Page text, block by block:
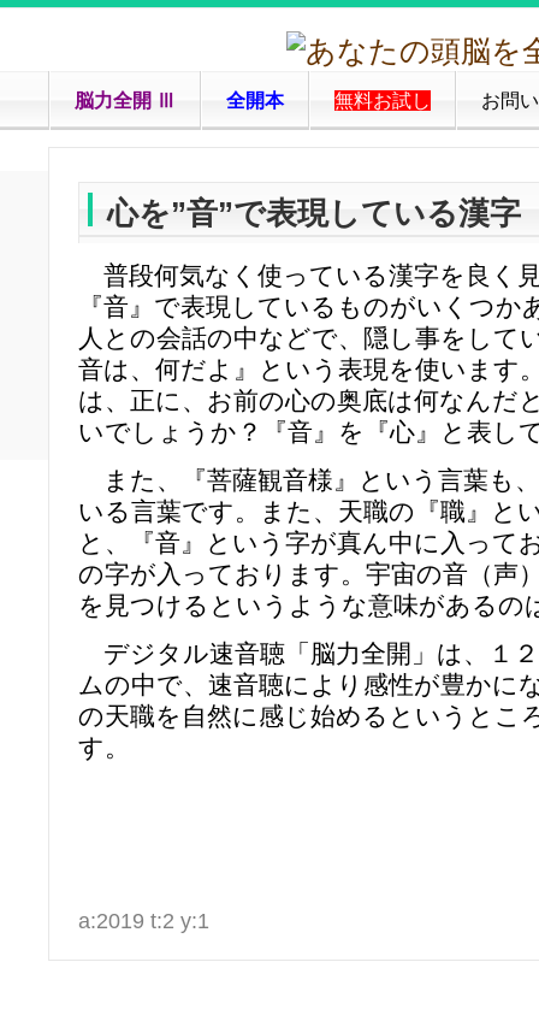
脳力全開 Ⅲ 全開本 無料お試し お問
心を”音”で表現している漢字
普段何気なく使っている漢字を良く
『音』で表現しているものがいくつか
人との会話の中などで、隠し事をして
音は、何だよ』という表現を使います
は、正に、お前の心の奥底は何なんだ
いでしょうか？『音』を『心』と表し
また、『菩薩観音様』という言葉も
いる言葉です。また、天職の『職』と
と、『音』という字が真ん中に入って
の字が入っております。宇宙の音（声
を見つけるというような意味がある
デジタル速音聴「脳力全開」は、１
ムの中で、速音聴により感性が豊かに
の天職を自然に感じ始めるというとこ
す。
a:2019 t:2 y:1